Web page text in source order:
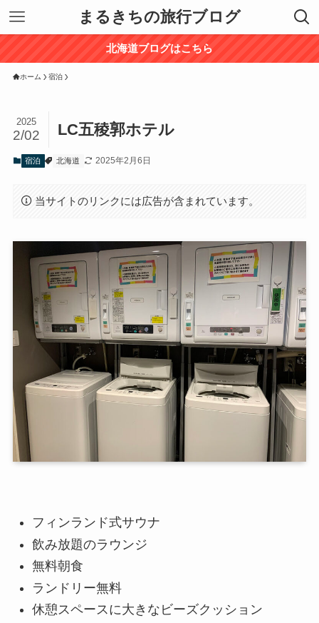
まるきちの旅行ブログ
北海道ブログはこちら
ホーム 宿泊
LC五稜郭ホテル
2025
2/02
宿泊 北海道 2025年2月6日
当サイトのリンクには広告が含まれています。
フィンランド式サウナ
飲み放題のラウンジ
無料朝食
ランドリー無料
休憩スペースに大きなビーズクッション